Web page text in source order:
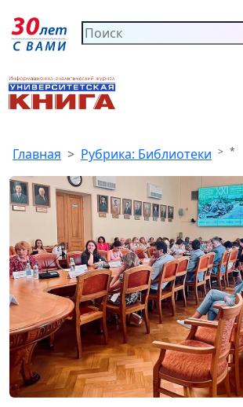
Главная Рубрика: Библиотеки *